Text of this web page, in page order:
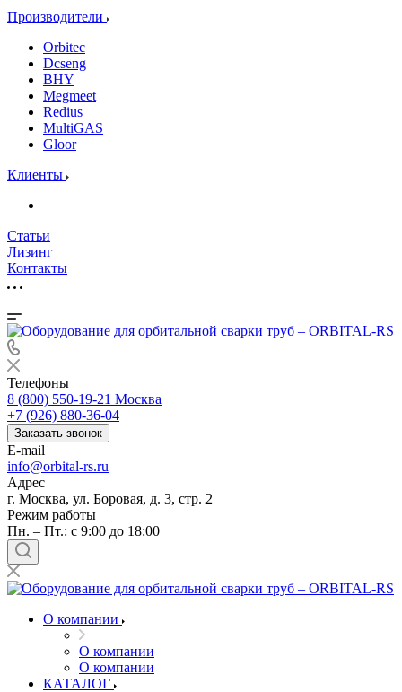
Производители
Orbitec
Dcseng
BHY
Megmeet
Redius
MultiGAS
Gloor
Клиенты
Статьи
Лизинг
Контакты
Телефоны
8 (800) 550-19-21 Москва
+7 (926) 880-36-04
Заказать звонок
E-mail
info@orbital-rs.ru
Адрес
г. Москва, ул. Боровая, д. 3, стр. 2
Режим работы
Пн. – Пт.: с 9:00 до 18:00
О компании
О компании
О компании
КАТАЛОГ